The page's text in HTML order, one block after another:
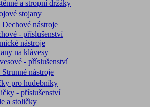
a stropní držáky
stojany
Dechové nástroje
- příslušenství
nástroje
na klávesy
- příslušenství
Strunné nástroje
pro hudebníky
- příslušenství
a stoličky